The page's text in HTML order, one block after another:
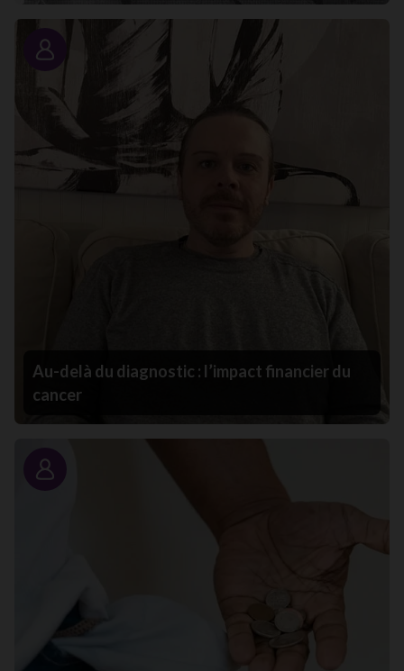
Portrait
Au-delà du diagnostic : l’impact financier du
cancer
Portrait